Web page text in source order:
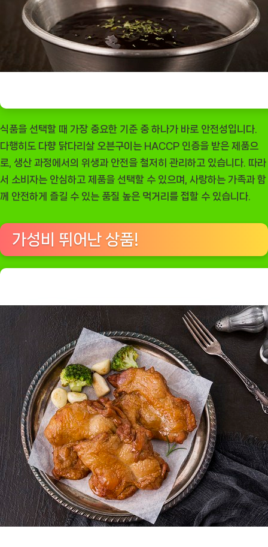
식품을 선택할 때 가장 중요한 기준 중 하나가 바로 안전성입니다.
다행히도 다향 닭다리살 오븐구이는 HACCP 인증을 받은 제품으
로, 생산 과정에서의 위생과 안전을 철저히 관리하고 있습니다. 따라
서 소비자는 안심하고 제품을 선택할 수 있으며, 사랑하는 가족과 함
께 안전하게 즐길 수 있는 품질 높은 먹거리를 접할 수 있습니다.
가성비 뛰어난 상품!